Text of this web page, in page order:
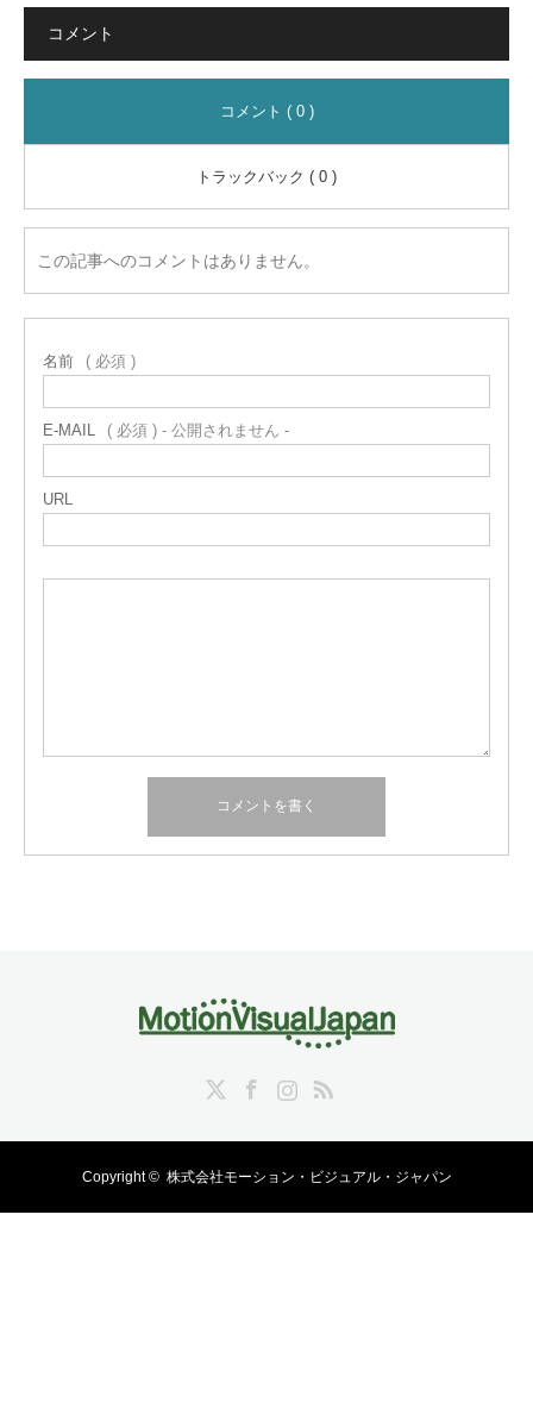
コメント
コメント ( 0 )
トラックバック ( 0 )
この記事へのコメントはありません。
名前 ( 必須 )
E-MAIL ( 必須 ) - 公開されません -
URL
RSS
Copyright © 株式会社モーション・ビジュアル・ジャパン